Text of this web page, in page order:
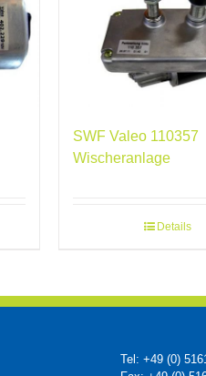
SWF Valeo 110357
Wischeranlage
Details
Tel: +49 (0)